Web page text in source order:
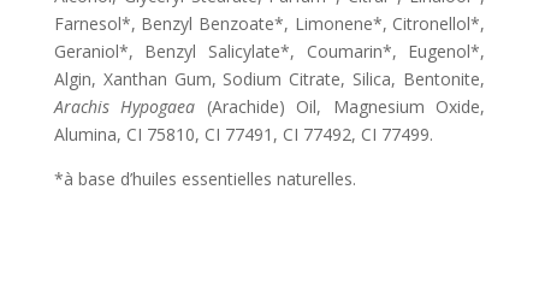
Farnesol*, Benzyl Benzoate*, Limonene*, Citronellol*,
Geraniol*, Benzyl Salicylate*, Coumarin*, Eugenol*,
Algin, Xanthan Gum, Sodium Citrate, Silica, Bentonite,
Arachis Hypogaea (Arachide) Oil, Magnesium Oxide,
Alumina, CI 75810, CI 77491, CI 77492, CI 77499.
*à base d’huiles essentielles naturelles.